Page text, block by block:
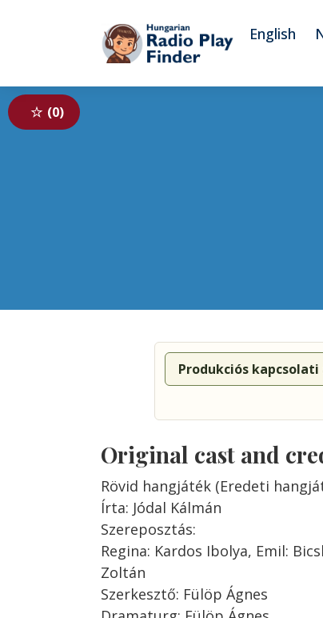
English
0
Produkciós
Original cast and
Rövid hangjáték (Eredeti
Írta: Jódal Kálmán
Szereposztás:
Regina: Kardos Ibolya, Emil:
Zoltán
Szerkesztő: Fülöp Ágnes